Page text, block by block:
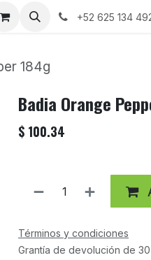
+52 625 134
184g
Badia Orange
$ 100.34
Términos y condiciones
Grantía de devolución de